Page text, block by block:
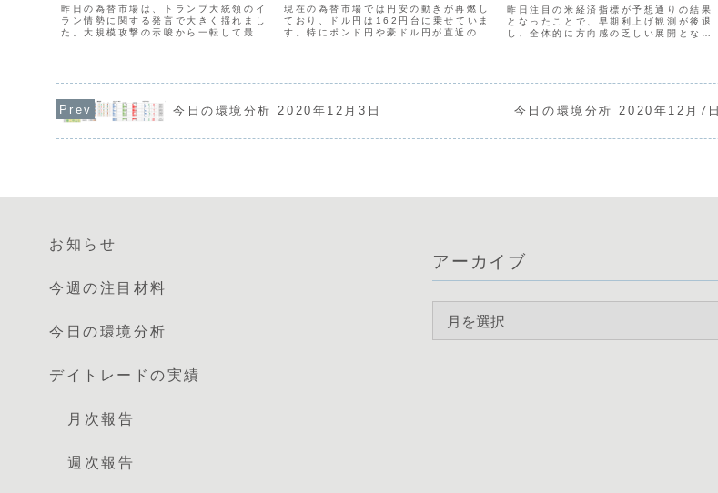
昨日の為替市場は、トランプ大統領のイ
ラン情勢に関する発言で大きく揺れまし
た。大規模攻撃の示唆から一転して最終
現在の為替市場では円安の動きが再燃し
ており、ドル円は162円台に乗せていま
す。特にポンド円や豪ドル円が直近の高
昨日注目の米経済指標が予想通りの結果
となったことで、早期利上げ観測が後退
し、全体的に方向感の乏しい展開となっ
今日の環境分析 2020年12月3日 今日の環境分析 2020年12月7日
お知らせ
今週の注目材料
今日の環境分析
デイトレードの実績
月次報告
週次報告
アーカイブ